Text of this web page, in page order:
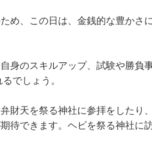
め、この日は、金銭的な豊かさ
身のスキルアップ、試験や勝負
でしょう。
財天を祭る神社に参拝をしたり
待できます。ヘビを祭る神社に